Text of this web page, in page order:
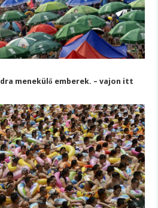
menekülő emberek. – vajon itt